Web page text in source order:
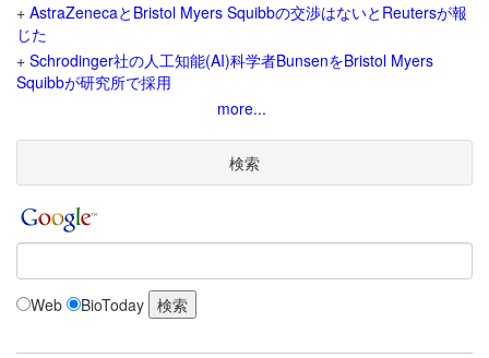
+ AstraZenecaとBristol Myers Squibbの交渉はないとReutersが報
じた
+ Schrodinger社の人工知能(AI)科学者BunsenをBristol Myers
Squibbが研究所で採用
more...
検索
Web BioToday